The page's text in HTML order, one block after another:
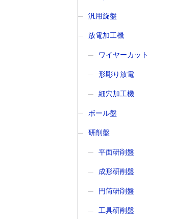
汎用旋盤
放電加工機
ワイヤーカット
形彫り放電
細穴加工機
ボール盤
研削盤
平面研削盤
成形研削盤
円筒研削盤
工具研削盤